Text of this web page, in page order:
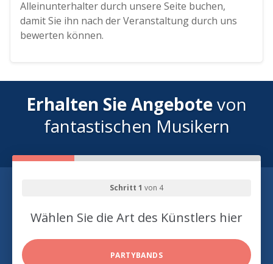
Alleinunterhalter durch unsere Seite buchen,
damit Sie ihn nach der Veranstaltung durch uns
bewerten können.
Erhalten Sie Angebotevon
fantastischen Musikern
Schritt 1 von 4
Wählen Sie die Art des Künstlers hier
PARTYBANDS